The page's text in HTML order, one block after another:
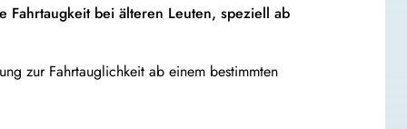
Fahrtaugkeit bei älteren Leuten, speziell ab
zur Fahrtauglichkeit ab einem bestimmten